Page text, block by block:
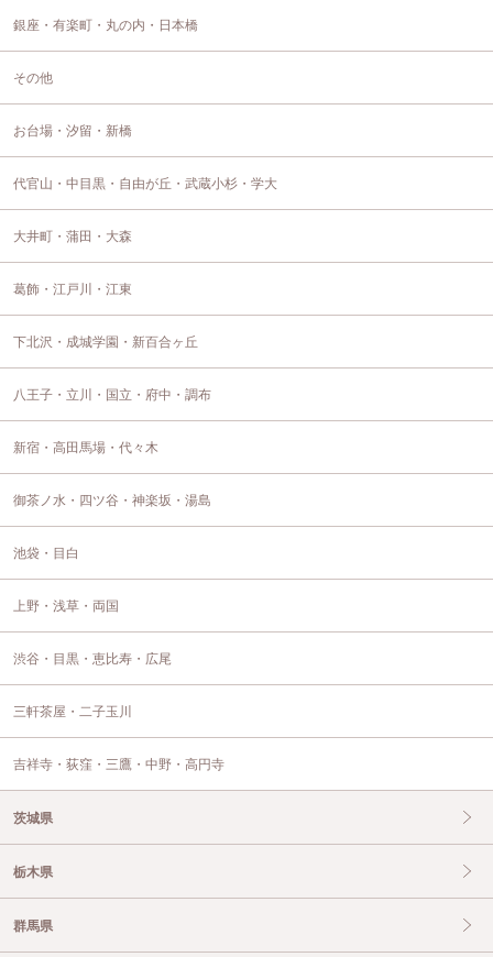
銀座・有楽町・丸の内・日本橋
その他
お台場・汐留・新橋
代官山・中目黒・自由が丘・武蔵小杉・学大
大井町・蒲田・大森
葛飾・江戸川・江東
下北沢・成城学園・新百合ヶ丘
八王子・立川・国立・府中・調布
新宿・高田馬場・代々木
御茶ノ水・四ツ谷・神楽坂・湯島
池袋・目白
上野・浅草・両国
渋谷・目黒・恵比寿・広尾
三軒茶屋・二子玉川
吉祥寺・荻窪・三鷹・中野・高円寺
茨城県
栃木県
群馬県